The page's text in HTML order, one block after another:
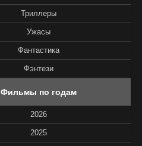
Триллеры
Ужасы
Фантастика
Фэнтези
Фильмы по годам
2026
2025